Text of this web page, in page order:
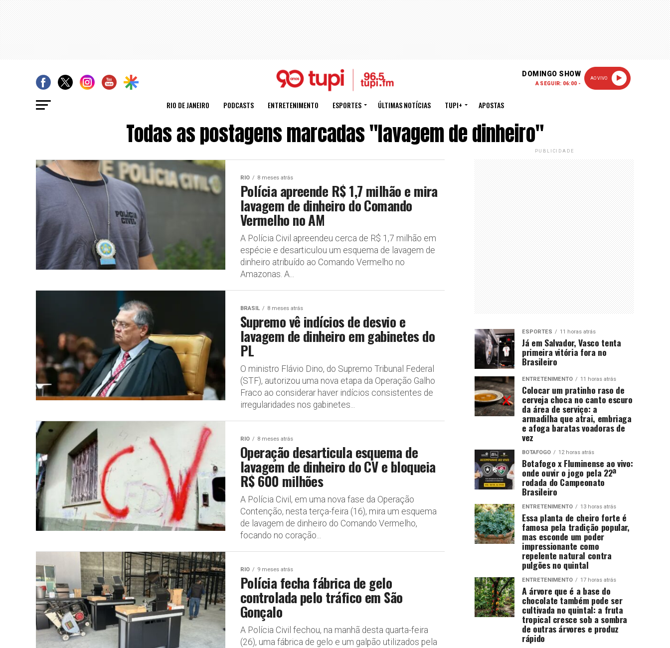
DOMINGO SHOW
A SEGUIR: 06:00 -
AO VIVO
RIO DE JANEIRO PODCASTS ENTRETENIMENTO ESPORTES ÚLTIMAS NOTÍCIAS TUPI+ APOSTAS
Todas as postagens marcadas "lavagem de dinheiro"
RIO 8 meses atrás
Polícia apreende R$ 1,7 milhão e mira
lavagem de dinheiro do Comando
Vermelho no AM
A Polícia Civil apreendeu cerca de R$ 1,7 milhão em
espécie e desarticulou um esquema de lavagem de
dinheiro atribuído ao Comando Vermelho no
Amazonas. A...
BRASIL 8 meses atrás
Supremo vê indícios de desvio e
lavagem de dinheiro em gabinetes do
PL
O ministro Flávio Dino, do Supremo Tribunal Federal
(STF), autorizou uma nova etapa da Operação Galho
Fraco ao considerar haver indícios consistentes de
irregularidades nos gabinetes...
RIO 8 meses atrás
Operação desarticula esquema de
lavagem de dinheiro do CV e bloqueia
R$ 600 milhões
A Polícia Civil, em uma nova fase da Operação
Contenção, nesta terça-feira (16), mira um esquema
de lavagem de dinheiro do Comando Vermelho,
focando no coração...
RIO 9 meses atrás
Polícia fecha fábrica de gelo
controlada pelo tráfico em São
Gonçalo
A Polícia Civil fechou, na manhã desta quarta-feira
(26), uma fábrica de gelo e um galpão utilizados pela
PUBLICIDADE
ESPORTES 11 horas atrás
Já em Salvador, Vasco tenta
primeira vitória fora no
Brasileiro
ENTRETENIMENTO 11 horas atrás
Colocar um pratinho raso de
cerveja choca no canto escuro
da área de serviço: a
armadilha que atrai, embriaga
e afoga baratas voadoras de
vez
BOTAFOGO 12 horas atrás
Botafogo x Fluminense ao vivo:
onde ouvir o jogo pela 22ª
rodada do Campeonato
Brasileiro
ENTRETENIMENTO 13 horas atrás
Essa planta de cheiro forte é
famosa pela tradição popular,
mas esconde um poder
impressionante como
repelente natural contra
pulgões no quintal
ENTRETENIMENTO 17 horas atrás
A árvore que é a base do
chocolate também pode ser
cultivada no quintal: a fruta
tropical cresce sob a sombra
de outras árvores e produz
rápido